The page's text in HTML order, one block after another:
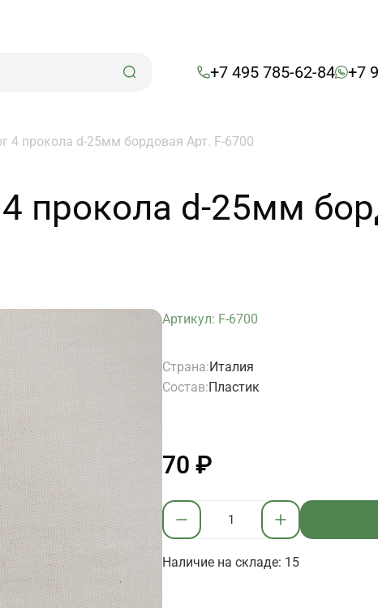
+7 495 785-62-84 +7
4 прокола d-25мм бордовая Арт. F-6700
прокола d-25мм
Артикул: F-6700
Страна:Италия
Состав:Пластик
70 ₽
Наличие на складе: 15